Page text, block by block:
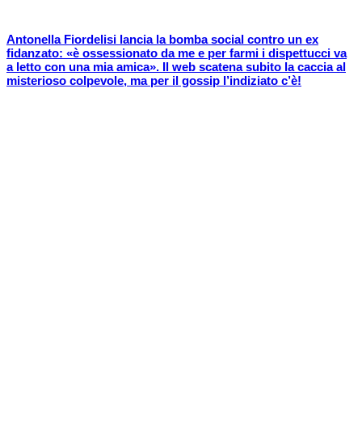
Antonella Fiordelisi lancia la bomba social contro un ex
fidanzato: «è ossessionato da me e per farmi i dispettucci va
a letto con una mia amica». Il web scatena subito la caccia al
misterioso colpevole, ma per il gossip l’indiziato c’è!